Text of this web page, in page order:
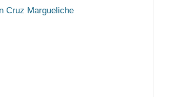
Cruz Margueliche